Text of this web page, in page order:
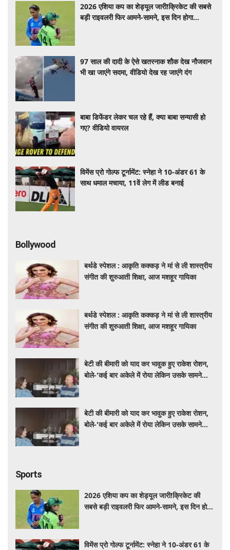
2026 एशिया कप का शेड्यूल जारी!क्रिकेट की सबसे
बड़ी राइवलरी फिर आमने-सामने, इस दिन होगा
97 साल की दादी के ऐसे खतरनाक शौक देख नौजवान
भी खा जाएंगे सदमा, वीडियो देख रह जाएंगे दंग
बाबा डिफेंडर लेकर चल रहे हैं, क्या बाबा सन्यासी हो
गए? वीडियो वायरल
विमेंस प्रो गोल्फ टूर्नामेंट: स्नेहा ने 10-अंडर 61 के
साथ धमाल मचाया, 11वें लेग में लीड बनाई
Bollywood
बर्थडे स्पेशल : आकृति कक्कड़ ने मां से ली शास्त्रीय
संगीत की शुरुआती शिक्षा, आज मशहूर गायिका
बर्थडे स्पेशल : आकृति कक्कड़ ने मां से ली शास्त्रीय
संगीत की शुरुआती शिक्षा, आज मशहूर गायिका
बेटी की बीमारी को याद कर भावुक हुए राकेश रोशन,
बोले-'कई बार अकेले में रोया लेकिन उसके सामने
बेटी की बीमारी को याद कर भावुक हुए राकेश रोशन,
बोले-'कई बार अकेले में रोया लेकिन उसके सामने
Sports
2026 एशिया कप का शेड्यूल जारी!क्रिकेट की
सबसे बड़ी राइवलरी फिर आमने-सामने, इस दिन होगा
विमेंस प्रो गोल्फ टूर्नामेंट: स्नेहा ने 10-अंडर 61 के